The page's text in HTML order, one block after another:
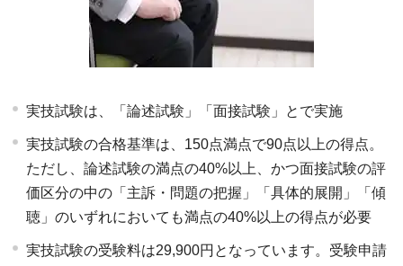
実技試験は、「論述試験」「面接試験」とで実施
実技試験の合格基準は、150点満点で90点以上の得点。
ただし、論述試験の満点の40%以上、かつ面接試験の評
価区分の中の「主訴・問題の把握」「具体的展開」「傾
聴」のいずれにおいても満点の40%以上の得点が必要
実技試験の受験料は29,900円となっています。受験申請